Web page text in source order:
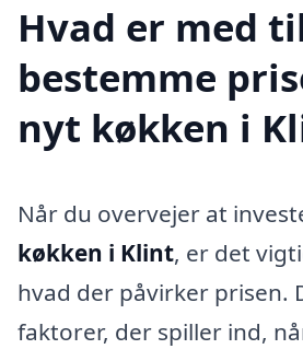
Hvad er med
bestemme
nyt køkken i
Når du overvejer at
køkken i Klint, er det
hvad der påvirker prisen.
faktorer, der spiller ind,